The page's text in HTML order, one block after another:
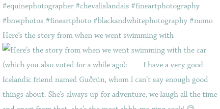
Here’s the story from when we went swimming with